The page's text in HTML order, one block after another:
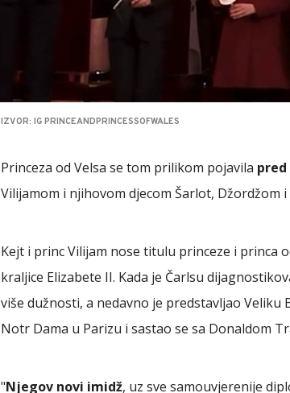
IZVOR: IG PRINCEANDPRINCESSOFWALES
Princeza od Velsa se tom prilikom pojavila pred
Vilijamom i njihovom djecom Šarlot, Džordžom i
Kejt i princ Vilijam nose titulu princeze i princa
kraljice Elizabete II. Kada je Čarlsu
više dužnosti, a nedavno je predstavljao
Notr Dama u Parizu i sastao se sa Donaldom
"Njegov novi imidž, uz sve samouvjerenije